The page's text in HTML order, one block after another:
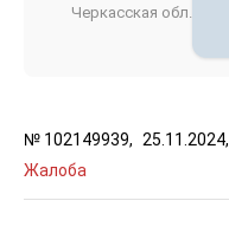
№ 102149939, 25.11.2024,
Жалоба
Черкасская обл.